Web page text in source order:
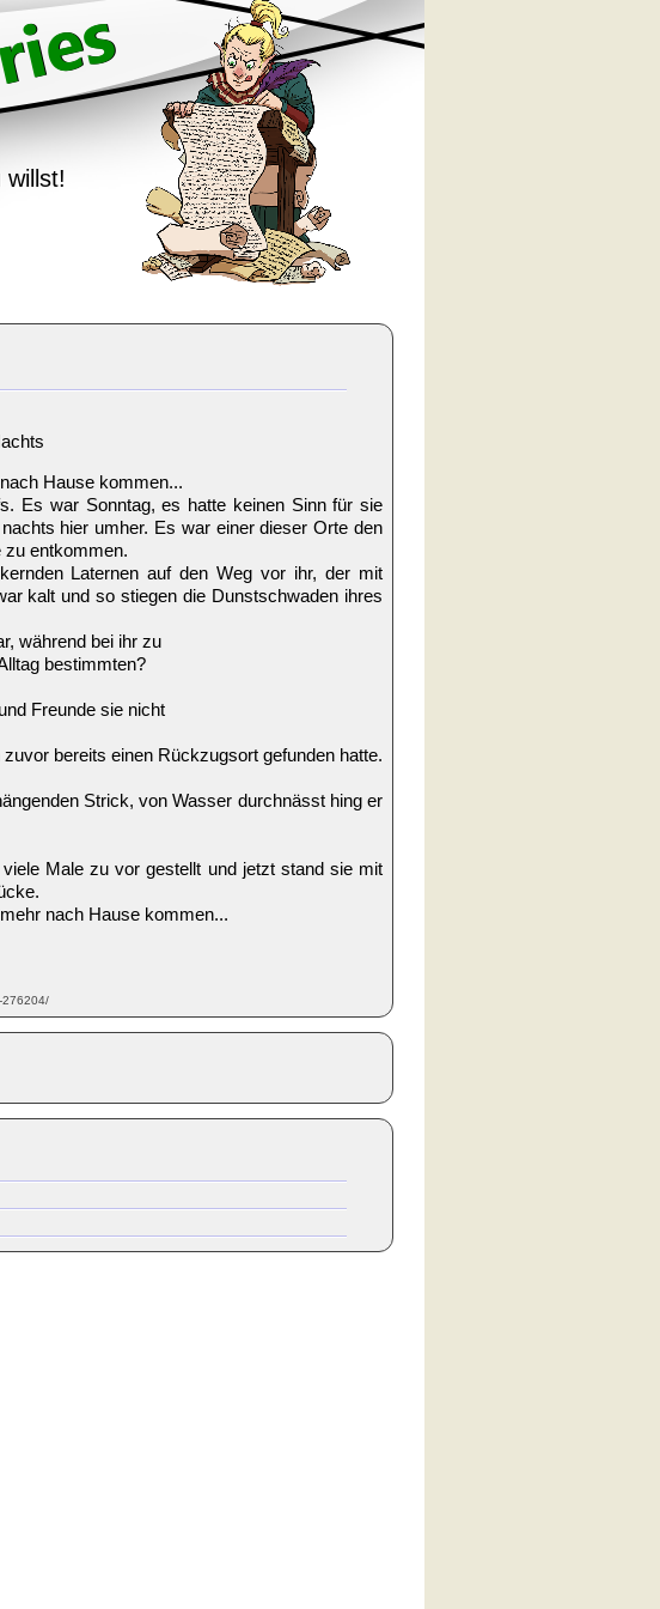
willst!
Hause kommen...
Es war Sonntag, es hatte keinen Sinn für sie
hier umher. Es war einer dieser Orte den
zu entkommen.
Laternen auf den Weg vor ihr, der mit
kalt und so stiegen die Dunstschwaden ihres
während bei ihr zu
bestimmten?
Freunde sie nicht
bereits einen Rückzugsort gefunden hatte.
Strick, von Wasser durchnässt hing er
Male zu vor gestellt und jetzt stand sie mit
nach Hause kommen...
276204/